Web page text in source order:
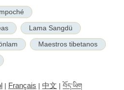
Lama Sangdü
Maestros tibetanos
| Français | 中文 | བོད་ཡིག